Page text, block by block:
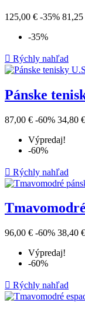
125,00 € -35% 81,25
-35%
 Rýchly nahľad
Pánske
87,00 € -60% 34,80 €
Výpredaj!
-60%
 Rýchly nahľad
96,00 € -60% 38,40 €
Výpredaj!
-60%
 Rýchly nahľad